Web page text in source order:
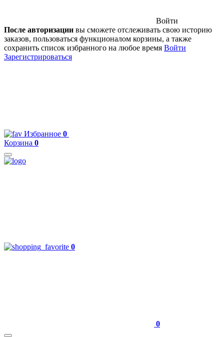
Войти
После авторизации вы сможете отслеживать свою историю
заказов, пользоваться функционалом корзины, а также
сохранить список избранного на любое время Войти
Зарегистрироваться
Избранное 0
Корзина 0
0
0